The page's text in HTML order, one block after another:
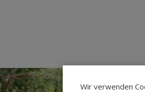
Wir verwenden